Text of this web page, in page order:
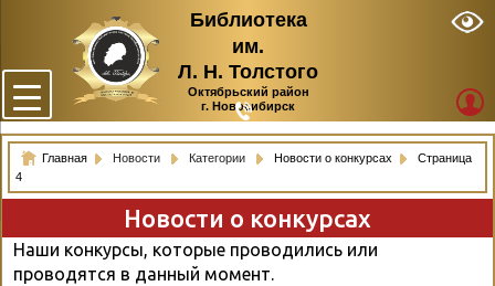
Библиотека
им.
Л. Н. Толстого
Октябрьский район
г. Новосибирск
Главная Новости Категории Новости о конкурсах
Страница
4
Новости о конкурсах
Наши конкурсы, которые проводились или
проводятся в данный момент.